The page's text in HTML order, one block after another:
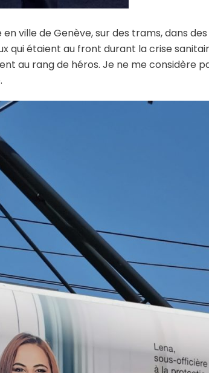
ville de Genève, sur des trams, dans
étaient au front durant la crise
au rang de héros. Je ne me considère